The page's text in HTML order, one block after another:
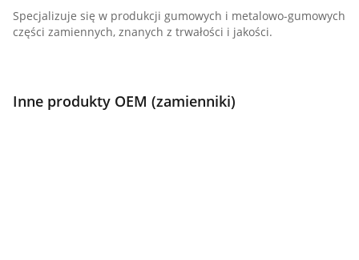
Specjalizuje się w produkcji gumowych i metalowo-gumowych
części zamiennych, znanych z trwałości i jakości.
Inne produkty OEM (zamienniki)